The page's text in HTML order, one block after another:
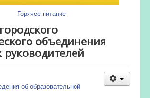
Горячее питание
объединения
руководителей
об образовательной